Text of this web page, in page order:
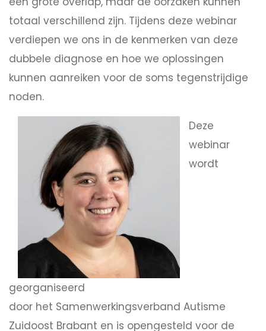
totaal verschillend zijn. Tijdens deze webinar
verdiepen we ons in de kenmerken van deze
dubbele diagnose en hoe we oplossingen
kunnen aanreiken voor de soms tegenstrijdige
noden.
Deze
webinar
wordt
georganiseerd
door het Samenwerkingsverband Autisme
Zuidoost Brabant en is opengesteld voor de